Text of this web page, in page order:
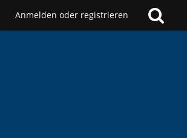
Anmelden oder registrieren